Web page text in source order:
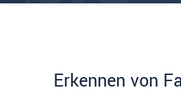
Erkennen von